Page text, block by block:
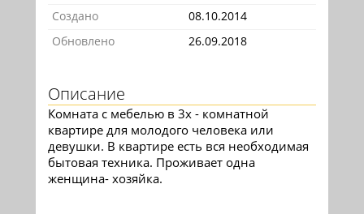
Создано
08.10.2014
Обновлено
26.09.2018
Описание
Комната с мебелью в 3х - комнатной
квартире для молодого человека или
девушки. В квартире есть вся необходимая
бытовая техника. Проживает одна
женщина- хозяйка.